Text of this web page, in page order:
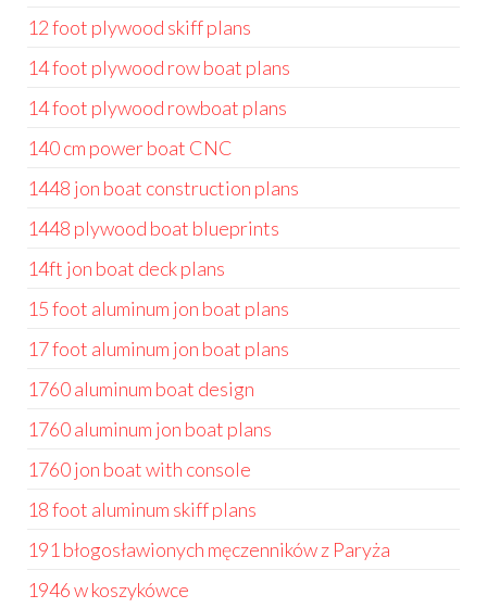
12 foot plywood skiff plans
14 foot plywood row boat plans
14 foot plywood rowboat plans
140 cm power boat CNC
1448 jon boat construction plans
1448 plywood boat blueprints
14ft jon boat deck plans
15 foot aluminum jon boat plans
17 foot aluminum jon boat plans
1760 aluminum boat design
1760 aluminum jon boat plans
1760 jon boat with console
18 foot aluminum skiff plans
191 błogosławionych męczenników z Paryża
1946 w koszykówce